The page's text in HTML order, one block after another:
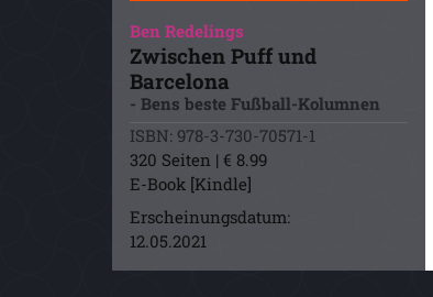
Ben Redelings
Zwischen Puff und
Barcelona
- Bens beste Fußball-Kolumnen
ISBN: 978-3-730-70571-1
320 Seiten | € 8.99
E-Book [Kindle]
Erscheinungsdatum:
12.05.2021